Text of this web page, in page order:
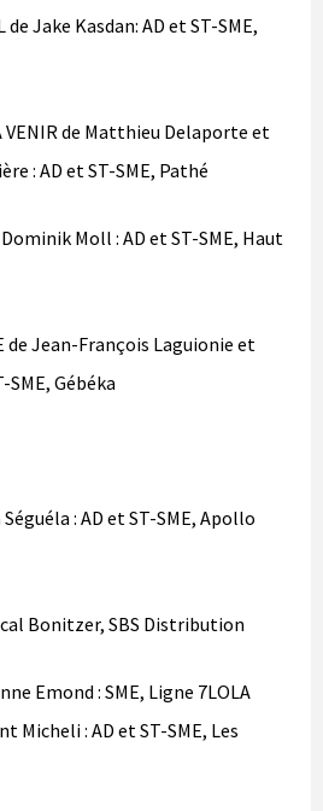
de Jake Kasdan: AD et ST-SME,
VENIR de Matthieu Delaporte et
: AD et ST-SME, Pathé
Dominik Moll : AD et ST-SME, Haut
de Jean-François Laguionie et
SME, Gébéka
: AD et ST-SME, Apollo
Bonitzer, SBS Distribution
Emond : SME, Ligne 7LOLA
Micheli : AD et ST-SME, Les